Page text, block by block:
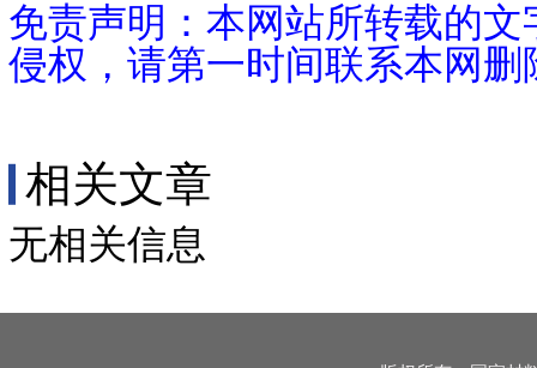
免责声明：本网站所转载的
侵权，请第一时间联系本网删
相关文章
无相关信息